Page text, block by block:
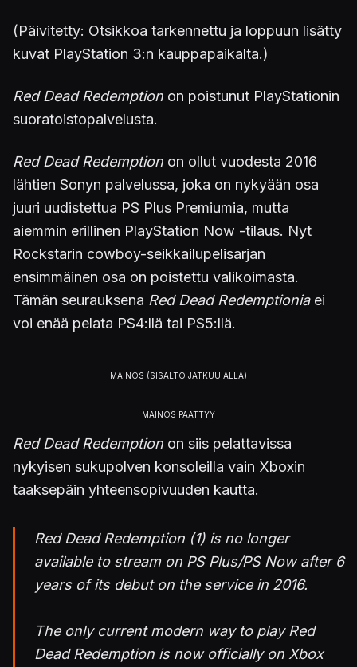
(Päivitetty: Otsikkoa tarkennettu ja loppuun lisätty
kuvat PlayStation 3:n kauppapaikalta.)
Red Dead Redemption on poistunut PlayStationin
suoratoistopalvelusta.
Red Dead Redemption on ollut vuodesta 2016
lähtien Sonyn palvelussa, joka on nykyään osa
juuri uudistettua PS Plus Premiumia, mutta
aiemmin erillinen PlayStation Now -tilaus. Nyt
Rockstarin cowboy-seikkailupelisarjan
ensimmäinen osa on poistettu valikoimasta.
Tämän seurauksena Red Dead Redemptionia ei
voi enää pelata PS4:llä tai PS5:llä.
Red Dead Redemption on siis pelattavissa
nykyisen sukupolven konsoleilla vain Xboxin
taaksepäin yhteensopivuuden kautta.
Red Dead Redemption (1) is no longer
available to stream on PS Plus/PS Now after 6
years of its debut on the service in 2016.
The only current modern way to play Red
Dead Redemption is now officially on Xbox